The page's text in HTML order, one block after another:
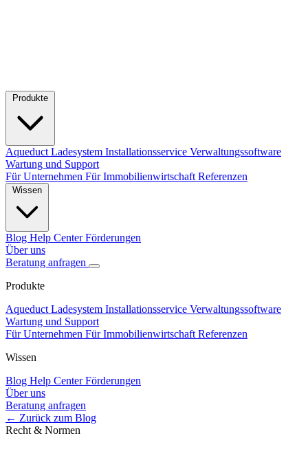
Aqueduct Ladesystem Installationsservice Verwaltungssoftware
Wartung und Support
Für Unternehmen Für Immobilienwirtschaft Referenzen
Blog Help CenterFörderungen
Über uns
Beratung anfragen
Produkte
Aqueduct Ladesystem Installationsservice Verwaltungssoftware
Wartung und Support
Für Unternehmen Für Immobilienwirtschaft Referenzen
Wissen
Blog Help CenterFörderungen
Über uns
Beratung anfragen
← Zurück zum Blog
Recht & Normen